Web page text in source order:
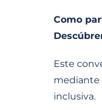
Como
Este
mediante
inclusiva.